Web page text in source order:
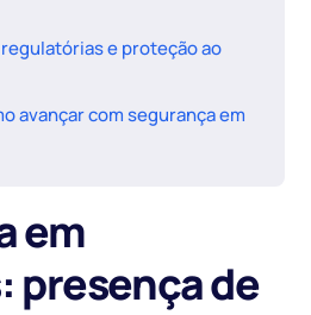
e proteção ao
avançar com segurança em
em
presença de